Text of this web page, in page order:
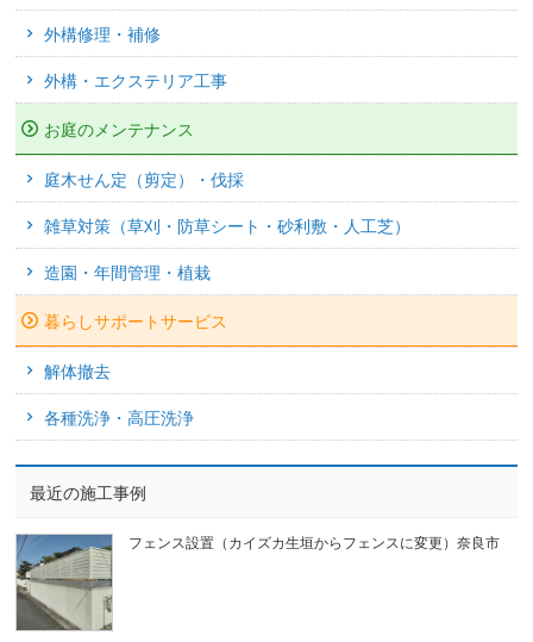
外構修理・補修
外構・エクステリア工事
お庭のメンテナンス
庭木せん定（剪定）・伐採
雑草対策（草刈・防草シート・砂利敷・人工芝）
造園・年間管理・植栽
暮らしサポートサービス
解体撤去
各種洗浄・高圧洗浄
最近の施工事例
フェンス設置（カイズカ生垣からフェンスに変更）奈良市